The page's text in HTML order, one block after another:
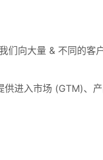
向大量 & 不同的客
进入市场 (GTM)、